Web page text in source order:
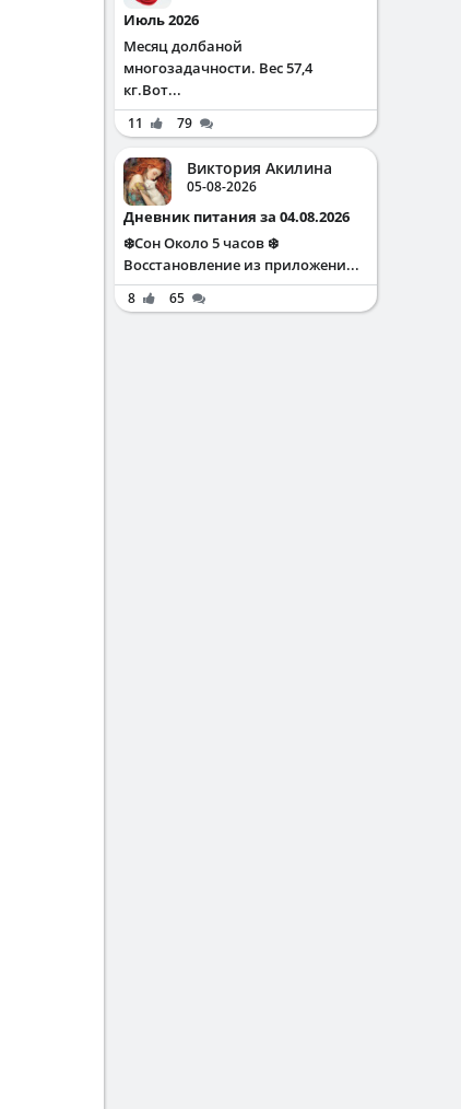
Июль 2026
Месяц долбаной
многозадачности. Вес 57,4
кг.Вот...
11 79
Виктория Акилина
05-08-2026
Дневник питания за 04.08.2026
❄️Сон Около 5 часов ❄️
Восстановление из приложени...
8 65